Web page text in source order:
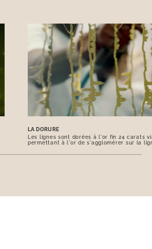
LA DORURE
Les lignes sont dorées à l'or fin 24 carats
permettant à l'or de s'agglomérer sur la